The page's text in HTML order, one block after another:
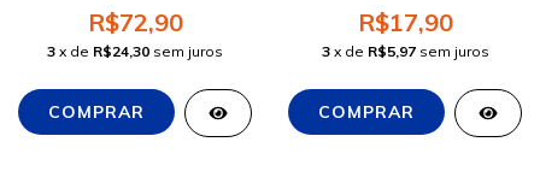
R$72,90
3 x de R$24,30 sem juros
R$17,90
3 x de R$5,97 sem juros